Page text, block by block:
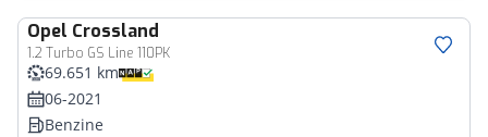
Opel Crossland
1.2 Turbo GS Line 110PK
69.651 km
06-2021
Benzine